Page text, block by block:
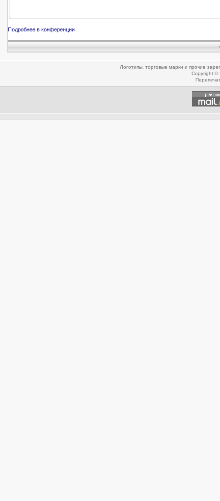
Подробнее в конференции
Логотипы, торговые марки и прочие
Copyright ©